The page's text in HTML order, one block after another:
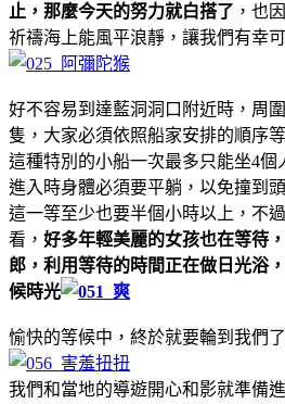
止，那麼今天的努力就白搭了 ，也
祈禱海上能風平浪靜，讓我們有幸
好不容易到達藍洞洞口附近時，周
隻，大家必須依照船家安排的順序
這種特別的小船一次最多只能坐4個
進入時身體必須要平躺，以免撞到
這一等至少也要半個小時以上，不
看， 好多年輕美麗的女孩也在等待
郎，利用等待的時間正在做日光浴
候時光
愉快的等候中，終於就要輪到我們
我們和當地的導遊開心和影就準備